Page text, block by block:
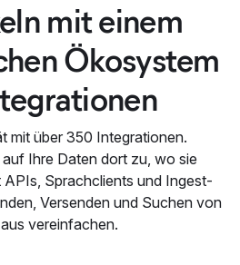
mit einem
Ökosystem
mit über 350 Integrationen.
Ihre Daten dort zu, wo sie
APIs, Sprachclients und Ingest-
Versenden und Suchen von
vereinfachen.